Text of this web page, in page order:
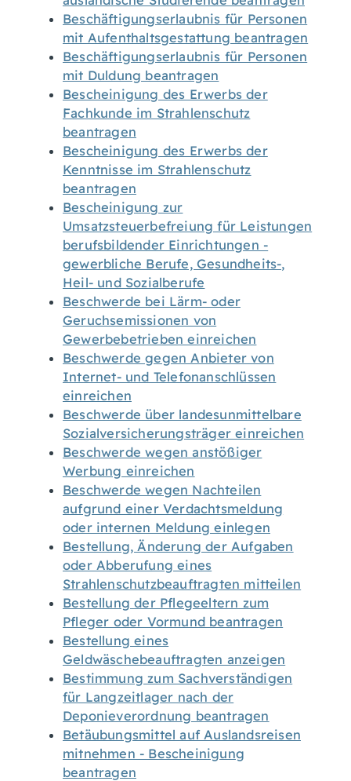
Beschäftigungserlaubnis für Personen
mit Aufenthaltsgestattung beantragen
Beschäftigungserlaubnis für Personen
mit Duldung beantragen
Bescheinigung des Erwerbs der
Fachkunde im Strahlenschutz
beantragen
Bescheinigung des Erwerbs der
Kenntnisse im Strahlenschutz
beantragen
Bescheinigung zur
Umsatzsteuerbefreiung für Leistungen
berufsbildender Einrichtungen -
gewerbliche Berufe, Gesundheits-,
Heil- und Sozialberufe
Beschwerde bei Lärm- oder
Geruchsemissionen von
Gewerbebetrieben einreichen
Beschwerde gegen Anbieter von
Internet- und Telefonanschlüssen
einreichen
Beschwerde über landesunmittelbare
Sozialversicherungsträger einreichen
Beschwerde wegen anstößiger
Werbung einreichen
Beschwerde wegen Nachteilen
aufgrund einer Verdachtsmeldung
oder internen Meldung einlegen
Bestellung, Änderung der Aufgaben
oder Abberufung eines
Strahlenschutzbeauftragten mitteilen
Bestellung der Pflegeeltern zum
Pfleger oder Vormund beantragen
Bestellung eines
Geldwäschebeauftragten anzeigen
Bestimmung zum Sachverständigen
für Langzeitlager nach der
Deponieverordnung beantragen
Betäubungsmittel auf Auslandsreisen
mitnehmen - Bescheinigung
beantragen